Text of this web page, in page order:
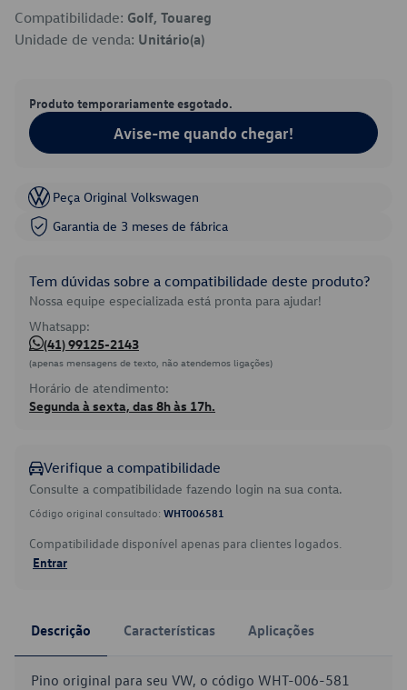
Compatibilidade: Golf, Touareg
Unidade de venda: Unitário(a)
Produto temporariamente esgotado.
Avise-me quando chegar!
Peça Original Volkswagen
Garantia de 3 meses de fábrica
Tem dúvidas sobre a compatibilidade deste produto?
Nossa equipe especializada está pronta para ajudar!
Whatsapp:
(41) 99125-2143
(apenas mensagens de texto, não atendemos ligações)
Horário de atendimento:
Segunda à sexta, das 8h às 17h.
Verifique a compatibilidade
Consulte a compatibilidade fazendo login na sua conta.
Código original consultado: WHT006581
Compatibilidade disponível apenas para clientes logados.
Entrar
Descrição Características Aplicações
Pino original para seu VW, o código WHT-006-581